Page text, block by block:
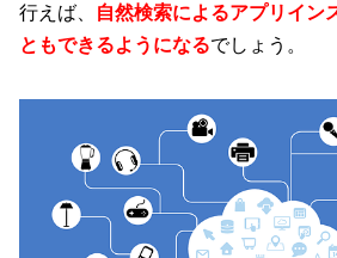
行えば、
自然検索によるアプリイン
ともできるようになるでしょう。